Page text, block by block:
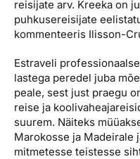
reisijate arv. Kreeka on
puhkusereisijate
kommenteeris Ilisson-
Estraveli
lastega peredel juba
peale, sest just praegu
reise ja
suurem. Näiteks
Marokosse ja Madeirale
mitmetesse teistesse